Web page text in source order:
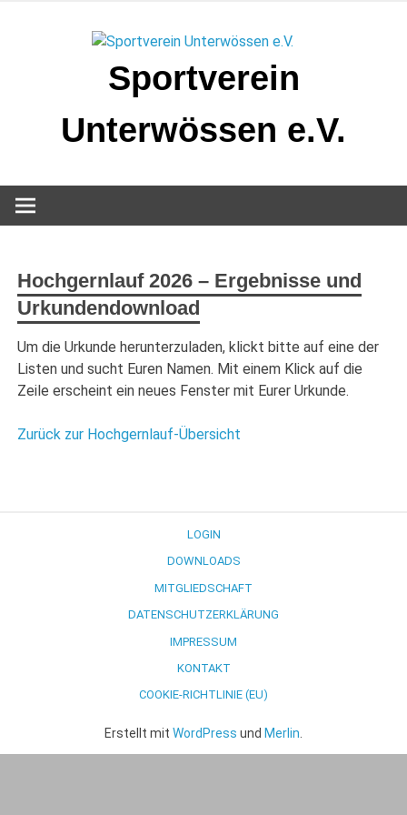
Sportverein
Unterwössen e.V.
Hochgernlauf 2026 – Ergebnisse und
Urkundendownload
Um die Urkunde herunterzuladen, klickt bitte auf eine der
Listen und sucht Euren Namen. Mit einem Klick auf die
Zeile erscheint ein neues Fenster mit Eurer Urkunde.
Zurück zur Hochgernlauf-Übersicht
LOGIN
DOWNLOADS
MITGLIEDSCHAFT
DATENSCHUTZERKLÄRUNG
IMPRESSUM
KONTAKT
COOKIE-RICHTLINIE (EU)
Erstellt mit WordPress und Merlin